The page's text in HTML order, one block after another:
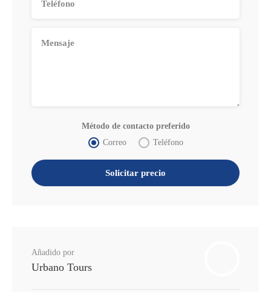
Método de contacto preferido
Correo
Teléfono
Añadido por
Urbano Tours